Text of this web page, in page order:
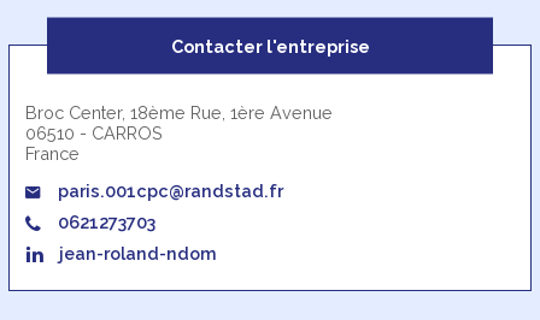
Contacter l'entreprise
Broc Center, 18ème Rue, 1ère Avenue
06510 - CARROS
France
paris.001cpc@randstad.fr
0621273703
jean-roland-ndom